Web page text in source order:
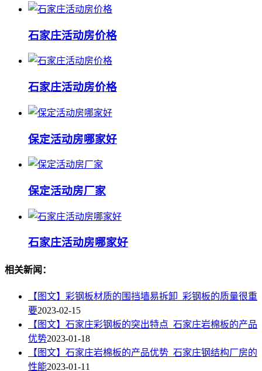
石家庄活动房价格
石家庄活动房价格
保定活动房哪家好
保定活动房厂家
石家庄活动房哪家好
相关新闻：
【图文】彩钢板材质的围挡墙易拆卸_彩钢板的质量很重
要2023-02-15
【图文】石家庄彩钢板的突出特点_石家庄岩棉板的产品
优势2023-01-18
【图文】石家庄岩棉板的产品优势_石家庄钢结构厂房的
性能2023-01-11